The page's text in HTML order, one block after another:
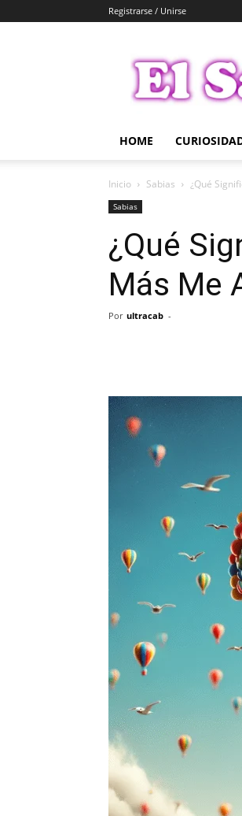
Registrarse / Unirse
HOME
Inicio Sabias ¿Qué
Sabias
¿Qué
Más Me
Por ultracab -